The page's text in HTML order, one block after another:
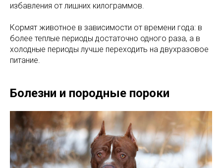
избавления от лишних килограммов.
Кормят животное в зависимости от времени года: в
более теплые периоды достаточно одного раза, а в
холодные периоды лучше переходить на двухразовое
питание.
Болезни и породные пороки